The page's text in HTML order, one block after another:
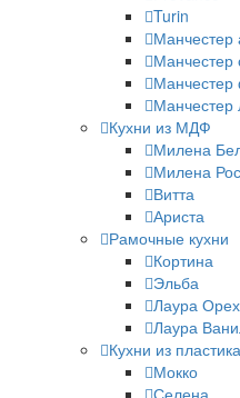
Turin
Манчестер
Манчестер
Манчестер
Кухни из МДФ
Милена
Милена
Витта
Ариста
Рамочные кухни
Кортина
Эльба
Лаура Орех
Лаура
Кухни из пластика
Мокко
Селена